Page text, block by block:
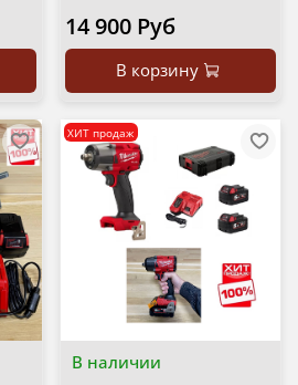
14 900 Руб
В корзину
В наличии
ХИТ продаж